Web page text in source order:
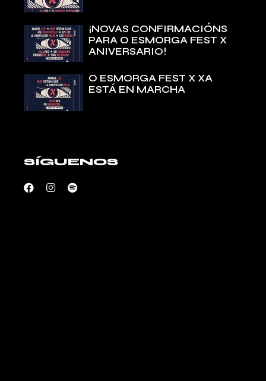
¡NOVAS CONFIRMACIÓNS
PARA O ESMORGA FEST X
ANIVERSARIO!
O ESMORGA FEST X XA
ESTÁ EN MARCHA
SÍGUENOS